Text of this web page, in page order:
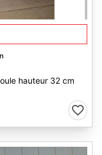
hauteur 32 cm